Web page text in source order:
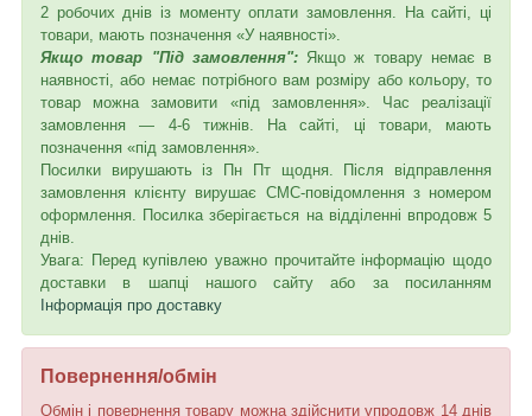
2 робочих днів із моменту оплати замовлення. На сайті, ці
товари, мають позначення «У наявності».
Якщо товар "Під замовлення":Якщо ж товару немає в
наявності, або немає потрібного вам розміру або кольору, то
товар можна замовити «під замовлення». Час реалізації
замовлення — 4-6 тижнів. На сайті, ці товари, мають
позначення «під замовлення».
Посилки вирушають із Пн Пт щодня. Після відправлення
замовлення клієнту вирушає СМС-повідомлення з номером
оформлення. Посилка зберігається на відділенні впродовж 5
днів.
Увага: Перед купівлею уважно прочитайте інформацію щодо
доставки в шапці нашого сайту або за посиланням
Інформація про доставку
Повернення/обмін
Обмін і повернення товару можна здійснити упродовж 14 днів